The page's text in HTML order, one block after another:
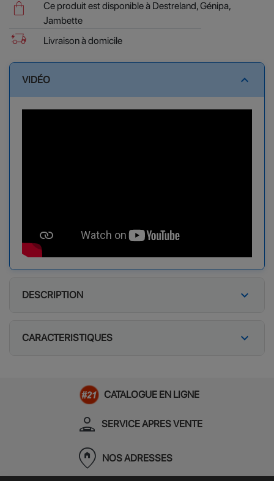
shopping_bag
Ce produit est disponible à Destreland, Génipa,
Jambette
delivery_truck_bolt Livraison à domicile
VIDÉO expand_less
DESCRIPTION expand_more
CARACTERISTIQUES expand_more
CATALOGUE EN LIGNE
person_apron SERVICE APRES VENTE
home_pin NOS ADRESSES